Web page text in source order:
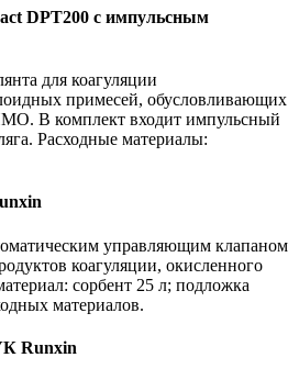
DPT200 с импульсным
для коагуляции
примесей, обусловливающих
В комплект входит импульсный
Расходные материалы:
управляющим клапаном
коагуляции, окисленного
сорбент 25 л; подложка
материалов.
Runxin